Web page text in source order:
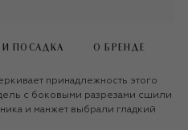
И ПОСАДКА О БРЕНДЕ
принадлежность этого
с боковыми разрезами сшили
и манжет выбрали гладкий